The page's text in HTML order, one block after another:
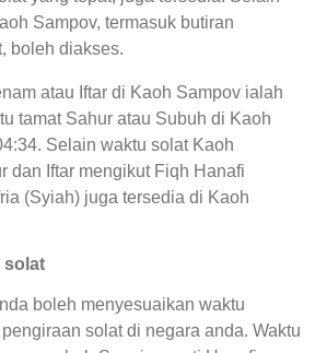
Sampov, termasuk butiran
boleh diakses.
atau Iftar di Kaoh Sampov ialah
tamat Sahur atau Subuh di Kaoh
Selain waktu solat Kaoh
dan Iftar mengikut Fiqh Hanafi
(Syiah) juga tersedia di Kaoh
solat
boleh menyesuaikan waktu
solat di negara anda. Waktu